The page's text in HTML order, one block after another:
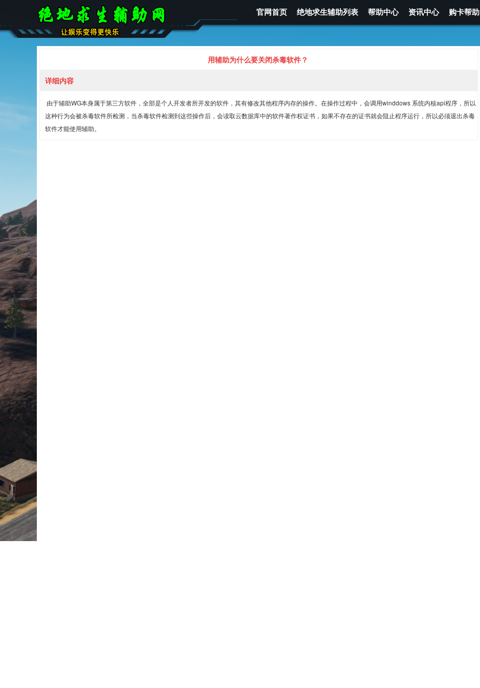
官网首页 绝地求生辅助列表 帮助中心 资讯中心 购卡帮助
用辅助为什么要关闭杀毒软件？
详细内容
由于辅助WG本身属于第三方软件，全部是个人开发者所开发的软件，其有修改其他程序内存的操作。在操作过程中，会调用winddows 系统内核api程序，所以
这种行为会被杀毒软件所检测，当杀毒软件检测到这些操作后，会读取云数据库中的软件著作权证书，如果不存在的证书就会阻止程序运行，所以必须退出杀毒
软件才能使用辅助。